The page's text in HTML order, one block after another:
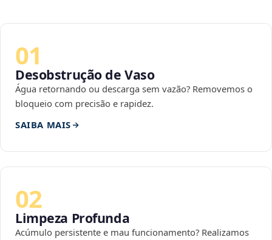
01
Desobstrução de Vaso
Água retornando ou descarga sem vazão? Removemos o
bloqueio com precisão e rapidez.
SAIBA MAIS
02
Limpeza Profunda
Acúmulo persistente e mau funcionamento? Realizamos